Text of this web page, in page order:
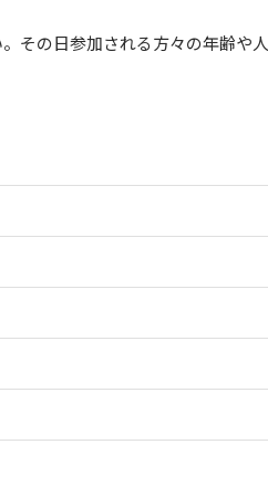
その日参加される方々の年齢や人